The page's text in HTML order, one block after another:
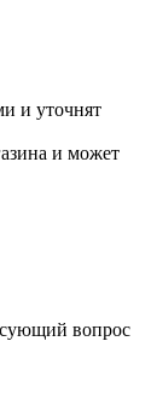
и уточнят
и может
вопрос